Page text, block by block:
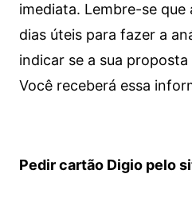
imediata. Lembre-se que
dias úteis para fazer a
indicar se a sua
Você receberá essa
Pedir cartão Digio pelo